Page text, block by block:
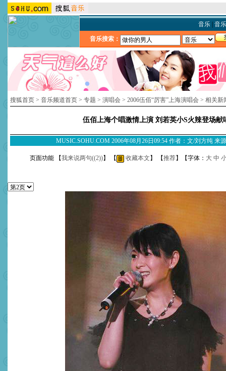
音乐| 音
音乐搜索：
搜狐首页 > 音乐频道首页 > 专题 > 演唱会 > 2006伍佰“厉害”上海演唱会 > 相关新
伍佰上海个唱激情上演 刘若英小S火辣登场献
MUSIC.SOHU.COM 2006年08月26日09:54 作者：文/刘方纯 来
页面功能 【我来说两句((2))】 【 收藏本文 】 【推荐】【字体： 大 中